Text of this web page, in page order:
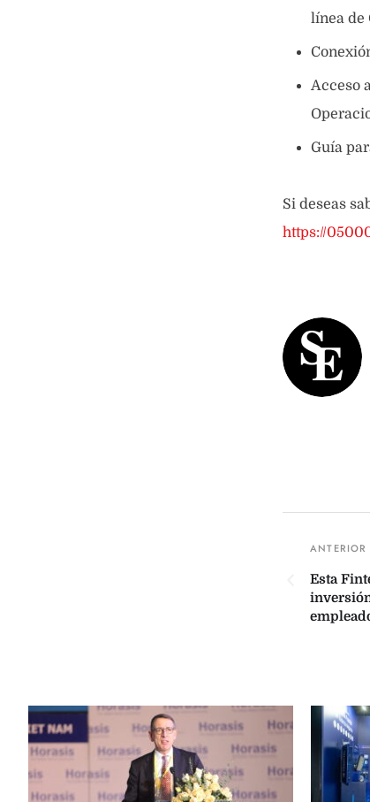
línea de
Acceso
Guía
Si deseas
https://
Esta